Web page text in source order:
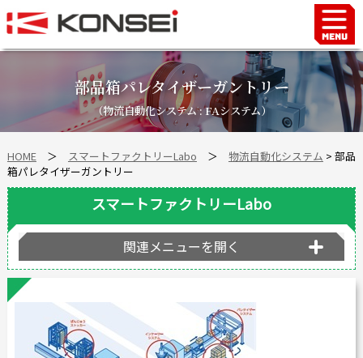
部品箱パレタイザーガントリー
（物流自動化システム : FAシステム）
HOME＞ スマートファクトリーLabo ＞ 物流自動化システム > 部品
箱パレタイザーガントリー
スマートファクトリーLabo
関連メニューを開く
Home
ハンド＆チャックロボット周辺機器
FAシステム
スマートファクトリーLabo
自動車部品
企業情報
海外拠点
ショールーム
個人情報の取り扱い